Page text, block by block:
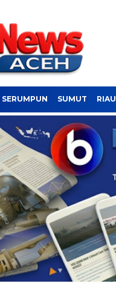
SERUMPUN SUMUT RIAU